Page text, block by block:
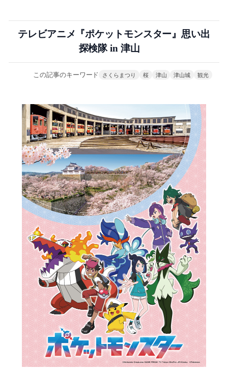
テレビアニメ『ポケットモンスター』思い出
探検隊 in 津山
この記事のキーワード さくらまつり 桜 津山 津山城 観光